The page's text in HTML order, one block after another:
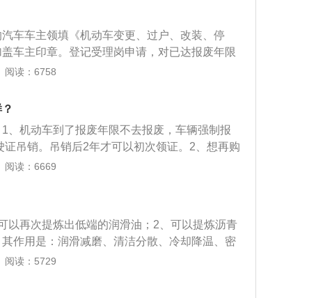
年，中型出租客运汽车报废年限10年，大型出
运汽车报废年限13年，其他小、微型营运载客
载客汽车报废年限15年；微型营运货车报废年
年限10年。
车车主领填《机动车变更、过户、改装、停
车主印章。登记受理岗申请，对已达报废年限
对未达到报废年限的机动车，经机动车查验岗
送交解体。回收企业经查验《通知书》后将车
分离，发动机的缸体应打破，车架（底盘）要
省更新汽车技术鉴定表》和《报废汽车回收证
验岗核对并签字，回收牌证，按规定上报审
阅读：6758
、机动车到了报废年限不去报废，车辆强制报
吊销。吊销后2年才可以初次领证。2、想再购
流程如下：1、机动车所有人持身份证明、机
到牌证管理岗等候通知收费，收车牌;2、登记
辆开具《汽车报废通知书》。对未达到报废年
，符合汽车报废标准，核发《汽车报废通知
选择一家符合规定的回收企业将车辆送交解
》后将车辆解体并照相。要求发动机与车辆分
阅读：6669
以再次提炼出低端的润滑油；2、可以提炼沥青
作用是：润滑减磨、清洁分散、冷却降温、密
油的更换方法是：1、启动车辆发动机预热；
机下部是否有泄漏，检查机油尺启动发动机测
阅读：5729